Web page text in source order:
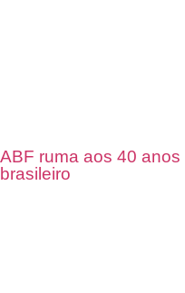
ABF ruma aos 40
brasileiro